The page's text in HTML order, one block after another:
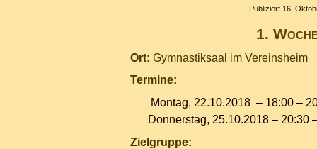
Publiziert 16.
1.
Ort: Gymnastiksaal im Vereinsheim
Termine:
Montag, 22.10.2018 – 18:00 –
Donnerstag, 25.10.2018 – 20:30
Zielgruppe: